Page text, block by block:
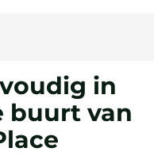
in
buurt van